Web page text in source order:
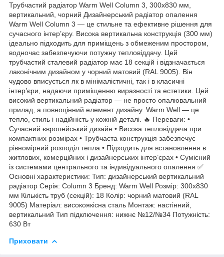
Трубчастий радіатор Warm Well Column 3, 300x830 мм,
вертикальний, чорний Дизайнерський радіатор опалення
Warm Well Column 3 — це стильне та ефективне рішення для
сучасного інтер’єру. Висока вертикальна конструкція (300 мм)
ідеально підходить для приміщень з обмеженим простором,
водночас забезпечуючи потужну тепловіддачу. Цей
трубчастий сталевий радіатор має 18 секцій і відзначається
лаконічним дизайном у чорний матовий (RAL 9005). Він
чудово вписується як в мінімалістичні, так і в класичні
інтер’єри, надаючи приміщенню виразності та естетики. Цей
високий вертикальний радіатор — не просто опалювальний
прилад, а повноцінний елемент дизайну. Warm Well — це
тепло, стиль і надійність у кожній деталі. 🔥 Переваги: •
Сучасний європейський дизайн • Висока тепловіддача при
компактних розмірах • Трубчаста конструкція забезпечує
рівномірний розподіл тепла • Підходить для встановлення в
житлових, комерційних і дизайнерських інтер’єрах • Сумісний
із системами центрального та індивідуального опалення ✅
Основні характеристики: Тип: дизайнерський вертикальний
радіатор Серія: Column 3 Бренд: Warm Well Розмір: 300x830
мм Кількість труб (секцій): 18 Колір: чорний матовий (RAL
9005) Матеріал: високоякісна сталь Монтаж: настінний,
вертикальний Тип підключення: нижнє №12/№34 Потужність:
630 Вт
Приховати